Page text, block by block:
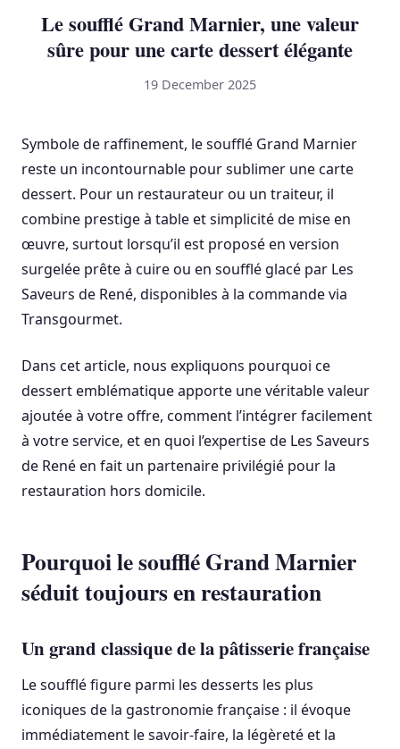
Le soufflé Grand Marnier, une valeur
sûre pour une carte dessert élégante
19 December 2025
Symbole de raffinement, le soufflé Grand Marnier
reste un incontournable pour sublimer une carte
dessert. Pour un restaurateur ou un traiteur, il
combine prestige à table et simplicité de mise en
œuvre, surtout lorsqu’il est proposé en version
surgelée prête à cuire ou en soufflé glacé par Les
Saveurs de René, disponibles à la commande via
Transgourmet.
Dans cet article, nous expliquons pourquoi ce
dessert emblématique apporte une véritable valeur
ajoutée à votre offre, comment l’intégrer facilement
à votre service, et en quoi l’expertise de Les Saveurs
de René en fait un partenaire privilégié pour la
restauration hors domicile.
Pourquoi le soufflé Grand Marnier
séduit toujours en restauration
Un grand classique de la pâtisserie française
Le soufflé figure parmi les desserts les plus
iconiques de la gastronomie française : il évoque
immédiatement le savoir-faire, la légèreté et la